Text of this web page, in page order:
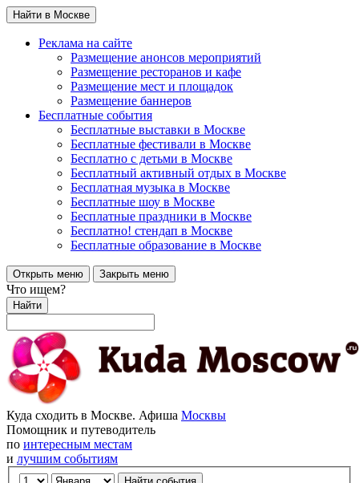
Найти в Москве
Реклама на сайте
Размещение анонсов мероприятий
Размещение ресторанов и кафе
Размещение мест и площадок
Размещение баннеров
Бесплатные события
Бесплатные выставки в Москве
Бесплатные фестивали в Москве
Бесплатно с детьми в Москве
Бесплатный активный отдых в Москве
Бесплатная музыка в Москве
Бесплатные шоу в Москве
Бесплатные праздники в Москве
Бесплатно! стендап в Москве
Бесплатные образование в Москве
Открыть меню Закрыть меню
Что ищем?
Найти
Куда сходить в Москве. Афиша Москвы
Помощник и путеводитель
по интересным местам
и лучшим событиям